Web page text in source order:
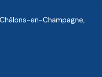
en-Champagne,